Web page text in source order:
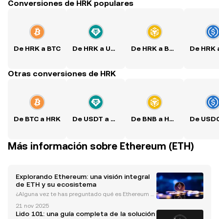
Conversiones de HRK populares
De HRK a BTC De HRK a USDT De HRK a BNB
Otras conversiones de HRK
De BTC a HRK De USDT a HRK De BNB a HRK
Más información sobre Ethereum (ETH)
Explorando Ethereum: una visión integral
de ETH y su ecosistema
¿Alguna vez te has preguntado qué es Ethereum y
Bitcoin? Ethereum es una red descentralizada de c
omputadoras en todo el mundo que sigue un conju
21 nov 2025
Lido 101: una guía completa de la solución